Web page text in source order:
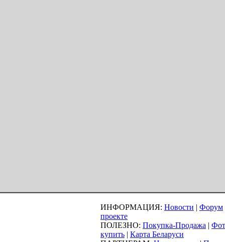
ИНФОРМАЦИЯ: Новости | Форум
проекте
ПОЛЕЗНО: Покупка-Продажа |
купить | Карта Беларуси